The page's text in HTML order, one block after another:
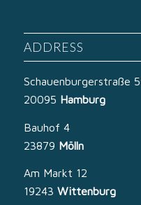
ADDRESS
Schauenburgerstraße
20095 Hamburg
Bauhof 4
23879 Mölln
Am Markt 12
19243 Wittenburg